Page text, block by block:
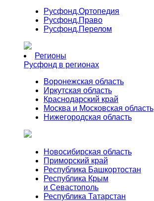
Русфонд.Ортопедия
Русфонд.Право
Русфонд.Перелом
Регионы
Русфонд в регионах
Воронежская область
Иркутская область
Краснодарский край
Москва и Московская область
Нижегородская область
Новосибирская область
Приморский край
Республика Башкортостан
Республика Крым
и Севастополь
Республика Татарстан